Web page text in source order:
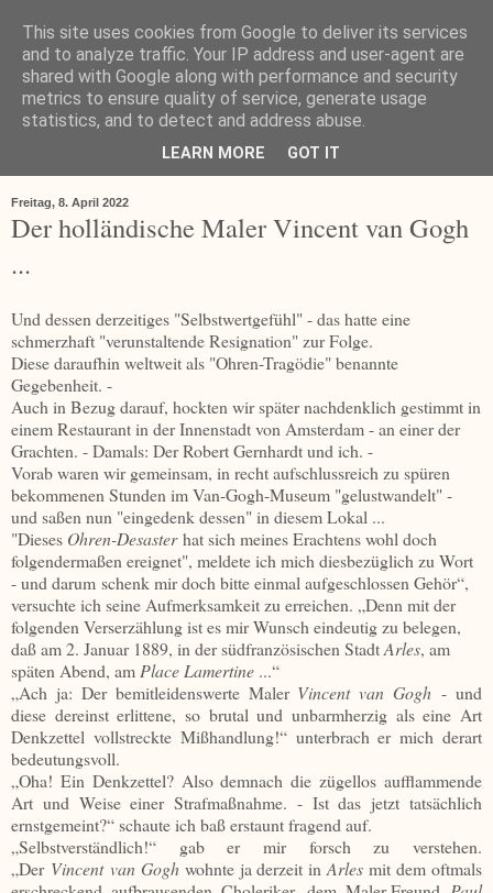
Freitag, 8. April 2022
Der holländische Maler Vincent van Gogh
...
Und dessen derzeitiges "Selbstwertgefühl" - das hatte eine
schmerzhaft "verunstaltende Resignation" zur Folge.
Diese daraufhin weltweit als "Ohren-Tragödie" benannte
Gegebenheit. -
Auch in Bezug darauf, hockten wir später nachdenklich gestimmt in
einem Restaurant in der Innenstadt von Amsterdam - an einer der
Grachten. - Damals: Der Robert Gernhardt und ich. -
Vorab waren wir gemeinsam, in recht aufschlussreich zu spüren
bekommenen Stunden im Van-Gogh-Museum "gelustwandelt" -
und saßen nun "eingedenk dessen" in diesem Lokal ...
"Dieses Ohren-Desasterhat sich meines Erachtens wohl doch
folgendermaßen ereignet", meldete ich mich diesbezüglich zu Wort
- und darum schenk mir doch bitte einmal aufgeschlossen Gehör“,
versuchte ich seine Aufmerksamkeit zu erreichen. „Denn mit der
folgenden Verserzählung ist es mir Wunsch eindeutig zu belegen,
daß am 2. Januar 1889, in der südfranzösischen StadtArles, am
späten Abend, am Place Lamertine ...“
„Ach ja: Der bemitleidenswerte Maler Vincent van Gogh - und
diese dereinst erlittene, so brutal und unbarmherzig als eine Art
Denkzettel vollstreckte Mißhandlung!“ unterbrach er mich derart
bedeutungsvoll.
„Oha! Ein Denkzettel? Also demnach die zügellos aufflammende
Art und Weise einer Strafmaßnahme. - Ist das jetzt tatsächlich
ernstgemeint?“ schaute ich baß erstaunt fragend auf.
„Selbstverständlich!“ gab er mir forsch zu verstehen.
„Der Vincent van Goghwohnte ja derzeit inArles mit dem oftmals
This site uses cookies from Google to deliver its services
and to analyze traffic. Your IP address and user-agent are
shared with Google along with performance and security
metrics to ensure quality of service, generate usage
statistics, and to detect and address abuse.
LEARN MORE GOT IT